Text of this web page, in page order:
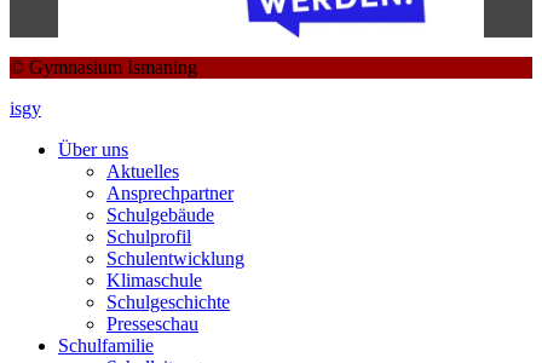
© Gymnasium Ismaning
isgy
Über uns
Aktuelles
Ansprechpartner
Schulgebäude
Schulprofil
Schulentwicklung
Klimaschule
Schulgeschichte
Presseschau
Schulfamilie